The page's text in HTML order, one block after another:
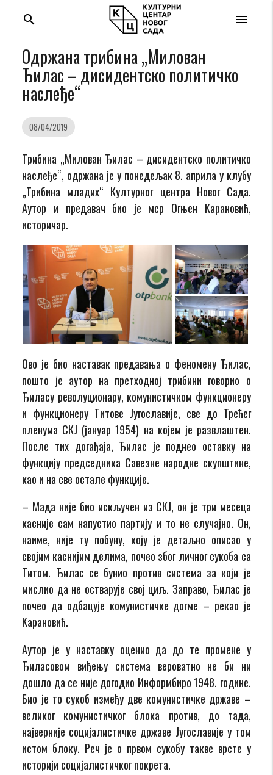
menu
search
Одржана трибина „Милован
Ђилас – дисидентско политичко
наслеђе“
08/04/2019
Tрибина „Милован Ђилас – дисидентско политичко
наслеђе“, одржана је у понедељак 8. априла у клубу
„Трибина младих“ Културног центра Новог Сада.
Аутор и предавач био је мср Огњен Карановић,
историчар.
Ово је био наставак предавања о феномену Ђилас,
пошто је аутор на претходној трибини говорио о
Ђиласу револуционару, комунистичком функционеру
и функционеру Tитове Југославије, све до Трећег
пленума СКЈ (јануар 1954) на којем је развлаштен.
После тих догађаја, Ђилас је поднео оставку на
функцију председника Савезне народне скупштине,
као и на све остале функције.
– Мада није био искључен из СКЈ, он је три месеца
касније сам напустио партију и то не случајно. Он,
наиме, није ту побуну, коју је детаљно описао у
својим каснијим делима, почео због личног сукоба са
Титом. Ђилас се бунио против система за који је
мислио да не остварује свој циљ. Заправо, Ђилас је
почео да одбацује комунистичке догме – рекао је
Карановић.
Аутор је у наставку оценио да до те промене у
Ђиласовом виђењу система вероватно не би ни
дошло да се није догодио Информбиро 1948. године.
Био је то сукоб између две комунистичке државе –
великог комунистичког блока против, до тада,
најверније социјалистичке државе Југославије у том
истом блоку. Реч је о првом сукобу такве врсте у
историји социјалистичког покрета.